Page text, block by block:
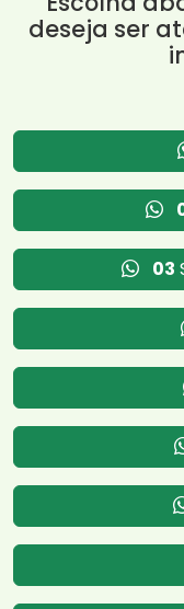
deseja ser
03